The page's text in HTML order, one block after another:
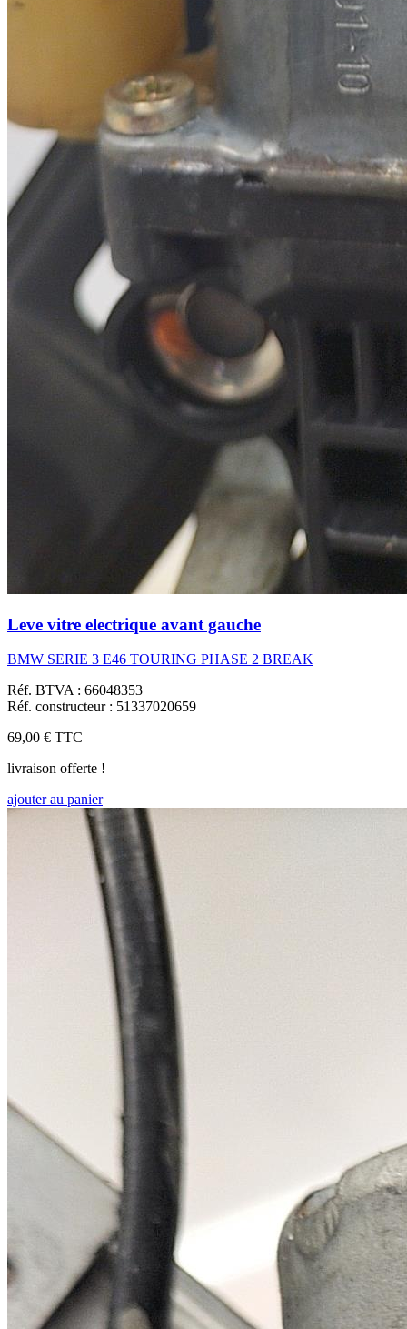
Leve vitre electrique avant gauche
BMW SERIE 3 E46 TOURING PHASE 2 BREAK
Réf. BTVA : 66048353
Réf. constructeur : 51337020659
69,00 € TTC
livraison offerte !
ajouter au panier